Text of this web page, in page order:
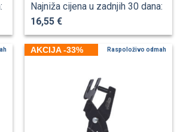
Najniža cijena u zadnjih 30 dana:
16,55 €
AKCIJA -33% Raspoloživo odmah